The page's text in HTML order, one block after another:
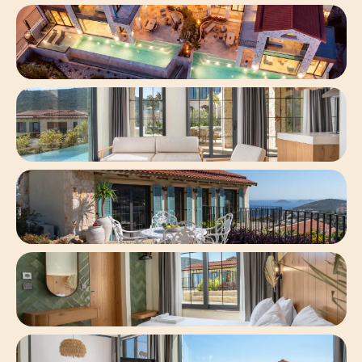
-
-
-
-
ОСТАВИТЬ ЗАЯВКУ